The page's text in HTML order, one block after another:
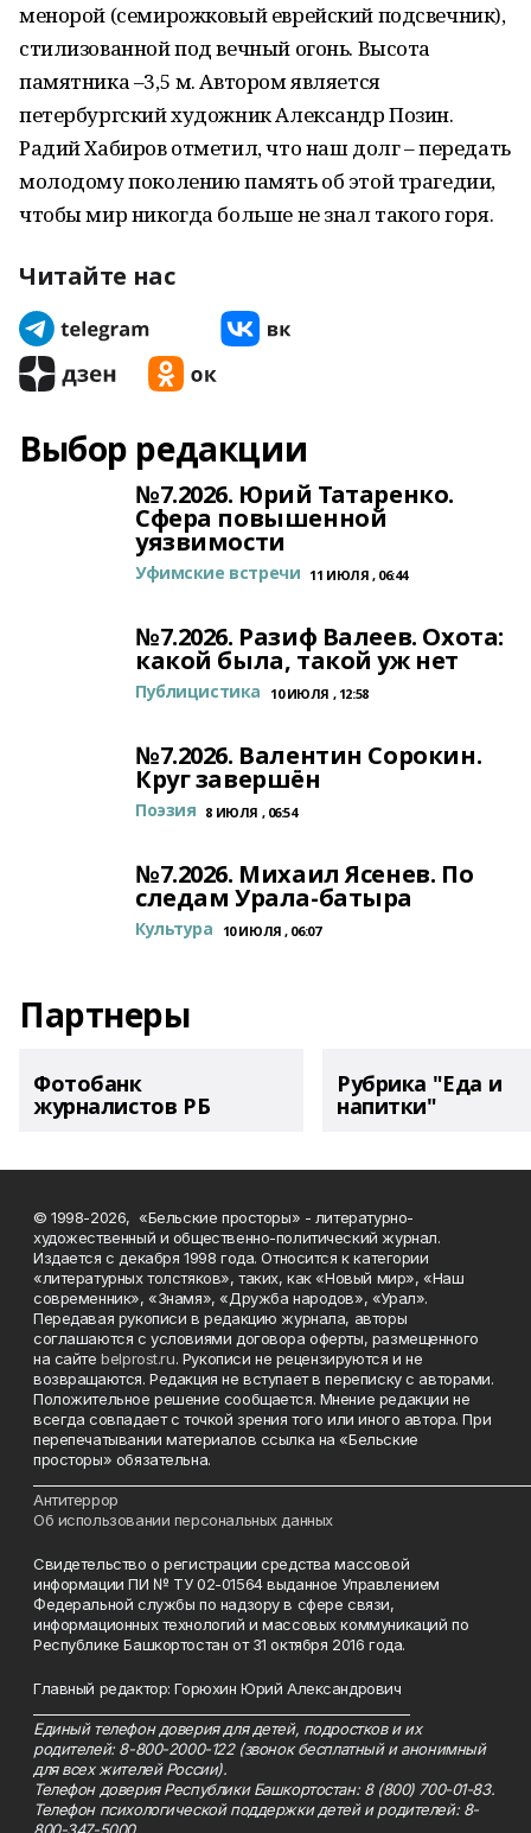
менорой (семирожковый еврейский подсвечник),
стилизованной под вечный огонь. Высота
памятника –3,5 м. Автором является
петербургский художник Александр Позин.
Радий Хабиров отметил, что наш долг – передать
молодому поколению память об этой трагедии,
чтобы мир никогда больше не знал такого горя.
Читайте нас
Выбор редакции
№7.2026. Юрий Татаренко.
Сфера повышенной
уязвимости
Уфимские встречи 11 ИЮЛЯ , 06:44
№7.2026. Разиф Валеев. Охота:
какой была, такой уж нет
Публицистика 10 ИЮЛЯ , 12:58
№7.2026. Валентин Сорокин.
Круг завершён
Поэзия 8 ИЮЛЯ , 06:54
№7.2026. Михаил Ясенев. По
следам Урала-батыра
Культура 10 ИЮЛЯ , 06:07
Партнеры
Фотобанк
журналистов РБ
Рубрика "Еда и
напитки"
© 1998-2026, «Бельские просторы» - литературно-
художественный и общественно-политический журнал.
Издается с декабря 1998 года. Относится к категории
«литературных толстяков», таких, как «Новый мир», «Наш
современник», «Знамя», «Дружба народов», «Урал».
Передавая рукописи в редакцию журнала, авторы
соглашаются с условиями договора оферты, размещенного
на сайтеbelprost.ru. Рукописи не рецензируются и не
возвращаются. Редакция не вступает в переписку с авторами.
Положительное решение сообщается. Мнение редакции не
всегда совпадает с точкой зрения того или иного автора. При
перепечатывании материалов ссылка на «Бельские
просторы» обязательна.
Антитеррор
Об использовании персональных данных
Свидетельство о регистрации средства массовой
информации ПИ № ТУ 02-01564 выданное Управлением
Федеральной службы по надзору в сфере связи,
информационных технологий и массовых коммуникаций по
Республике Башкортостан от 31 октября 2016 года.
Главный редактор: Горюхин Юрий Александрович
Единый телефон доверия для детей, подростков и их
родителей: 8-800-2000-122 (звонок бесплатный и анонимный
для всех жителей России).
Телефон доверия Республики Башкортостан: 8 (800) 700-01-83.
Телефон психологической поддержки детей и родителей: 8-